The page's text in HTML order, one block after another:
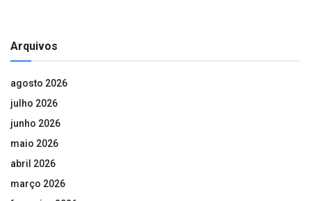
Arquivos
agosto 2026
julho 2026
junho 2026
maio 2026
abril 2026
março 2026